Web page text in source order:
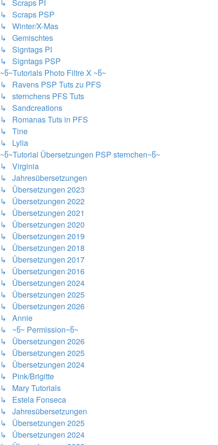
↳ Scraps PI
↳ Scraps PSP
↳ Winter/X-Mas
↳ Gemischtes
↳ Signtags PI
↳ Signtags PSP
~წ~Tutorials Photo Filtre X ~წ~
↳ Ravens PSP Tuts zu PFS
↳ sternchens PFS Tuts
↳ Sandcreations
↳ Romanas Tuts in PFS
↳ Tine
↳ Lylia
~წ~Tutorial Übersetzungen PSP sternchen~წ~
↳ Virginia
↳ Jahresübersetzungen
↳ Übersetzungen 2023
↳ Übersetzungen 2022
↳ Übersetzungen 2021
↳ Übersetzungen 2020
↳ Übersetzungen 2019
↳ Übersetzungen 2018
↳ Übersetzungen 2017
↳ Übersetzungen 2016
↳ Übersetzungen 2024
↳ Übersetzungen 2025
↳ Übersetzungen 2026
↳ Annie
↳ ~წ~ Permission~წ~
↳ Übersetzungen 2026
↳ Übersetzungen 2025
↳ Übersetzungen 2024
↳ Pink/Brigitte
↳ Mary Tutorials
↳ Estela Fonseca
↳ Jahresübersetzungen
↳ Übersetzungen 2025
↳ Übersetzungen 2024